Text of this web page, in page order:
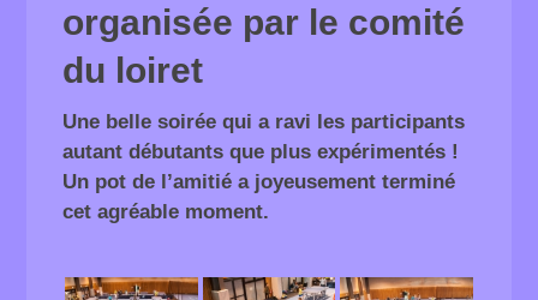
organisée par le comité
du loiret
Une belle soirée qui a ravi les participants
autant débutants que plus expérimentés !
Un pot de l’amitié a joyeusement terminé
cet agréable moment.